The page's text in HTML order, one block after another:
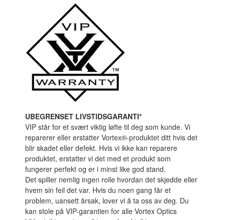
UBEGRENSET LIVSTIDSGARANTI*
VIP står for et svært viktig løfte til deg som kunde. Vi
reparerer eller erstatter Vortex®-produktet ditt hvis det
blir skadet eller defekt. Hvis vi ikke kan reparere
produktet, erstatter vi det med et produkt som
fungerer perfekt og er i minst like god stand.
Det spiller nemlig ingen rolle hvordan det skjedde eller
hvem sin feil det var. Hvis du noen gang får et
problem, uansett årsak, lover vi å ta oss av deg. Du
kan stole på VIP-garantien for alle Vortex Optics